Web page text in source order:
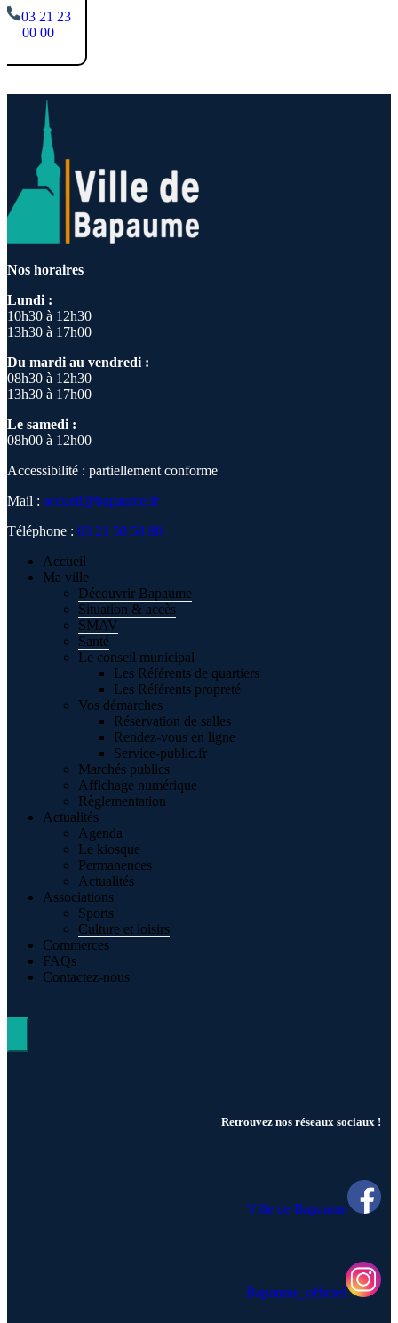
03 21 23
00 00
Nos horaires
Lundi :
10h30 à 12h30
13h30 à 17h00
Du mardi au vendredi :
08h30 à 12h30
13h30 à 17h00
Le samedi :
08h00 à 12h00
Accessibilité : partiellement conforme
Mail : accueil@bapaume.fr
Téléphone : 03 21 50 58 80
Accueil
Ma ville
Découvrir Bapaume
Situation & accès
SMAV
Santé
Le conseil municipal
Les Référents de quartiers
Les Référents propreté
Vos démarches
Réservation de salles
Rendez-vous en ligne
Service-public.fr
Marchés publics
Affichage numérique
Règlementation
Actualités
Agenda
Le kiosque
Permanences
Actualités
Associations
Sports
Culture et loisirs
Commerces
FAQs
Contactez-nous
Retrouvez nos réseaux sociaux !
Ville de Bapaume
Bapaume_officiel